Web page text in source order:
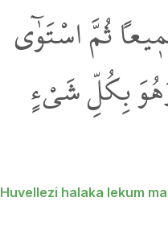
ثُمَّ اسْتَوٰٓى
بِكُلِّ شَيْءٍ
Huvellezi halaka lekum